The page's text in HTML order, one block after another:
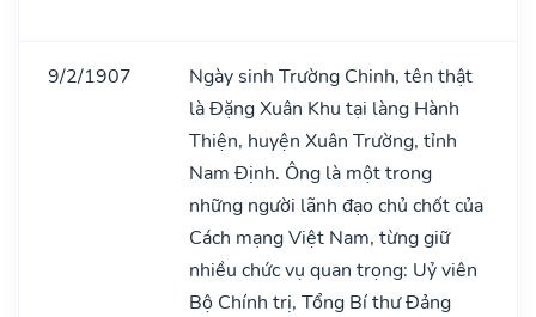
9/2/1907
Ngày sinh Trường Chinh, tên thật
là Đặng Xuân Khu tại làng Hành
Thiện, huyện Xuân Trường, tỉnh
Nam Định. Ông là một trong
những người lãnh đạo chủ chốt của
Cách mạng Việt Nam, từng giữ
nhiều chức vụ quan trọng: Uỷ viên
Bộ Chính trị, Tổng Bí thư Đảng